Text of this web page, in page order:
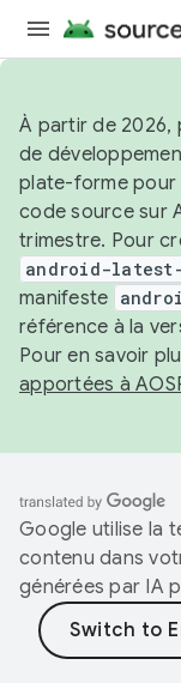
À partir de 2026,
de
plate-forme pour
code source sur
trimestre. Pour
android-
manifeste
référence à la
Pour en savoir
apportées à
Google utilise la
contenu dans
générées par IA